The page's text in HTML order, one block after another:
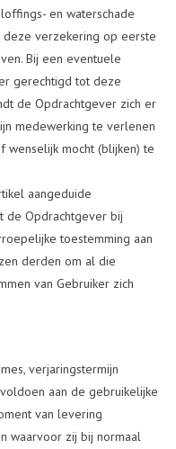
en waterschade
verzekering op eerste
Bij een eventuele
gerechtigd tot deze
de Opdrachtgever zich er
medewerking te verlenen
wenselijk mocht (blijken) te
aangeduide
de Opdrachtgever bij
toestemming aan
derden om al die
van Gebruiker zich
verjaringstermijn
aan de gebruikelijke
van levering
waarvoor zij bij normaal